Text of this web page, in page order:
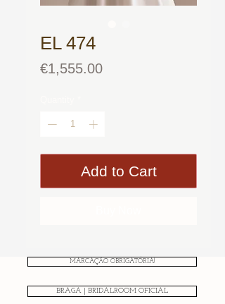
EL 474
€1,555.00Price
Add to Cart
MARCAÇÃO OBRIGATÓRIA!
BRAGA | BRIDALROOM OFICIAL